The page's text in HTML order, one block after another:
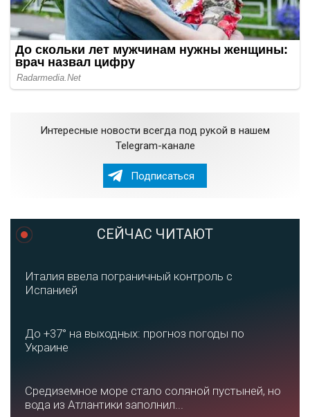
Интересные новости всегда под рукой в нашем
Telegram-канале
Подписаться
СЕЙЧАС ЧИТАЮТ
Италия ввела пограничный контроль с
Испанией
До +37° на выходных: прогноз погоды по
Украине
Средиземное море стало соляной пустыней, но
вода из Атлантики заполнил...